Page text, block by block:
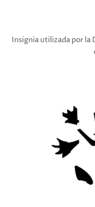
Insignia utilizada por la